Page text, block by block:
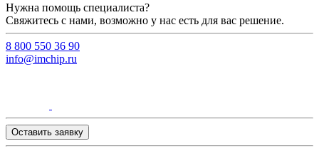
Нужна помощь специалиста?
Свяжитесь с нами, возможно у нас есть для вас решение.
8 800 550 36 90
info@imchip.ru
Оставить заявку